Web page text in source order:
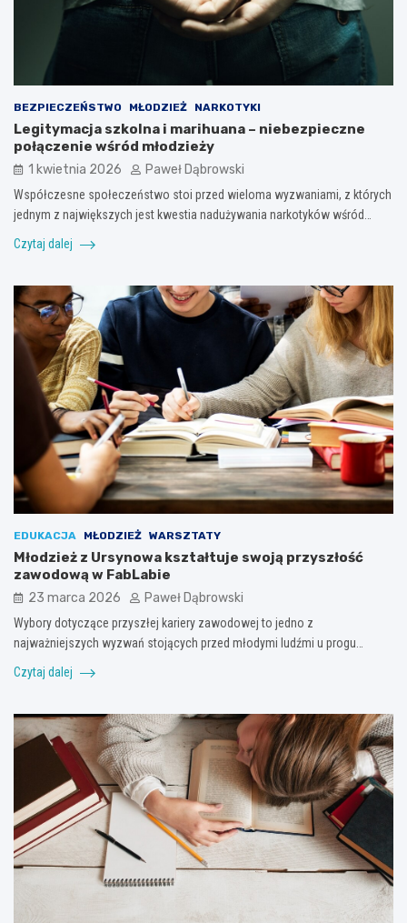
BEZPIECZEŃSTWO MŁODZIEŻ NARKOTYKI
Legitymacja szkolna i marihuana – niebezpieczne
połączenie wśród młodzieży
1 kwietnia 2026 Paweł Dąbrowski
Współczesne społeczeństwo stoi przed wieloma wyzwaniami, z których
jednym z największych jest kwestia nadużywania narkotyków wśród…
Czytaj dalej
EDUKACJA MŁODZIEŻ WARSZTATY
Młodzież z Ursynowa kształtuje swoją przyszłość
zawodową w FabLabie
23 marca 2026 Paweł Dąbrowski
Wybory dotyczące przyszłej kariery zawodowej to jedno z
najważniejszych wyzwań stojących przed młodymi ludźmi u progu…
Czytaj dalej